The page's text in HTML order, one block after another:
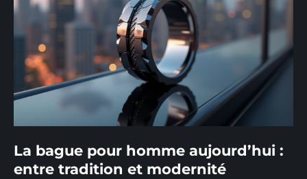
La bague pour homme aujourd’hui :
entre tradition et modernité